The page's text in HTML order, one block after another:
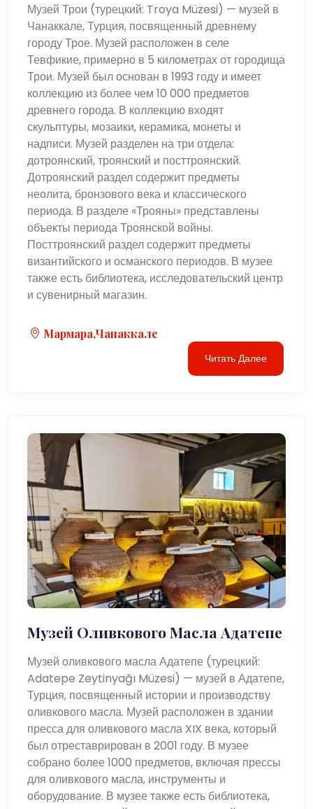
Музей Трои (турецкий: Troya Müzesi) — музей в
Чанаккале, Турция, посвященный древнему
городу Трое. Музей расположен в селе
Тевфикие, примерно в 5 километрах от городища
Трои. Музей был основан в 1993 году и имеет
коллекцию из более чем 10 000 предметов
древнего города. В коллекцию входят
скульптуры, мозаики, керамика, монеты и
надписи. Музей разделен на три отдела:
дотроянский, троянский и посттроянский.
Дотроянский раздел содержит предметы
неолита, бронзового века и классического
периода. В разделе «Трояны» представлены
объекты периода Троянской войны.
Посттроянский раздел содержит предметы
византийского и османского периодов. В музее
также есть библиотека, исследовательский центр
и сувенирный магазин.
Мармара,Чанаккале
Читать Далее
Музей Оливкового Масла Адатепе
Музей оливкового масла Адатепе (турецкий:
Adatepe Zeytinyağı Müzesi) — музей в Адатепе,
Турция, посвященный истории и производству
оливкового масла. Музей расположен в здании
пресса для оливкового масла XIX века, который
был отреставрирован в 2001 году. В музее
собрано более 1000 предметов, включая прессы
для оливкового масла, инструменты и
оборудование. В музее также есть библиотека,